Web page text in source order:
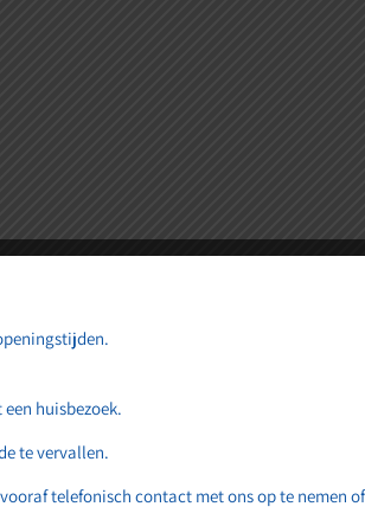
huisbezoek.
te vervallen.
telefonisch contact met ons op te nemen